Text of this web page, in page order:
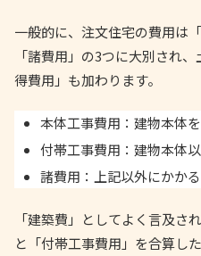
一般的に、注文住宅の費用は
「諸費用」の3つに大別され
得費用」も加わります。
本体工事費用：建物本体
付帯工事費用：建物本体
諸費用：上記以外にかか
「建築費」としてよく言及さ
と「付帯工事費用」を合算し